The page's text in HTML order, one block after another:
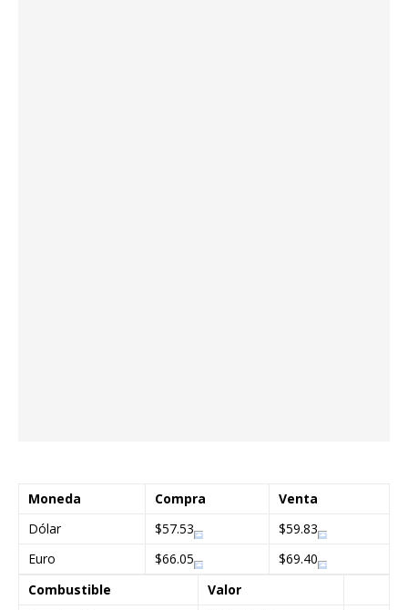
Moneda Compra
Venta
Dólar
$57.53
$59.83
Euro
$66.05
$69.40
Combustible
Valor